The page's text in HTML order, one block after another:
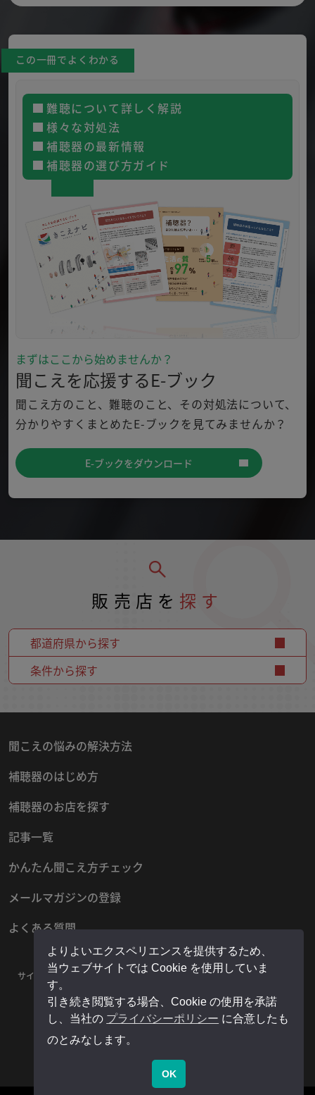
この一冊でよくわかる
まずはここから始めませんか？
聞こえを応援するE-ブック
聞こえ方のこと、難聴のこと、その対処法について、
分かりやすくまとめたE-ブックを見てみませんか？
E-ブックをダウンロード
難聴について詳しく解説
様々な対処法
補聴器の最新情報
補聴器の選び方ガイド
販売店を 探す
都道府県から探す
条件から探す
聞こえの悩みの解決方法
補聴器のはじめ方
補聴器のお店を探す
記事一覧
かんたん聞こえ方チェック
メールマガジンの登録
よくある質問
サイトマップ プライバシーポリシー お問い合わせ
運営者情報
販売店様用マイページ
よりよいエクスペリエンスを提供するため、
当ウェブサイトでは Cookie を使用していま
す。
引き続き閲覧する場合、Cookie の使用を承諾
し、当社の プライバシーポリシー に合意したも
のとみなします。
OK